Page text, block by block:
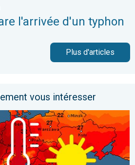
l'arrivée d'un typhon
Plus d'articles
vous intéresser
en France. Des centaines de